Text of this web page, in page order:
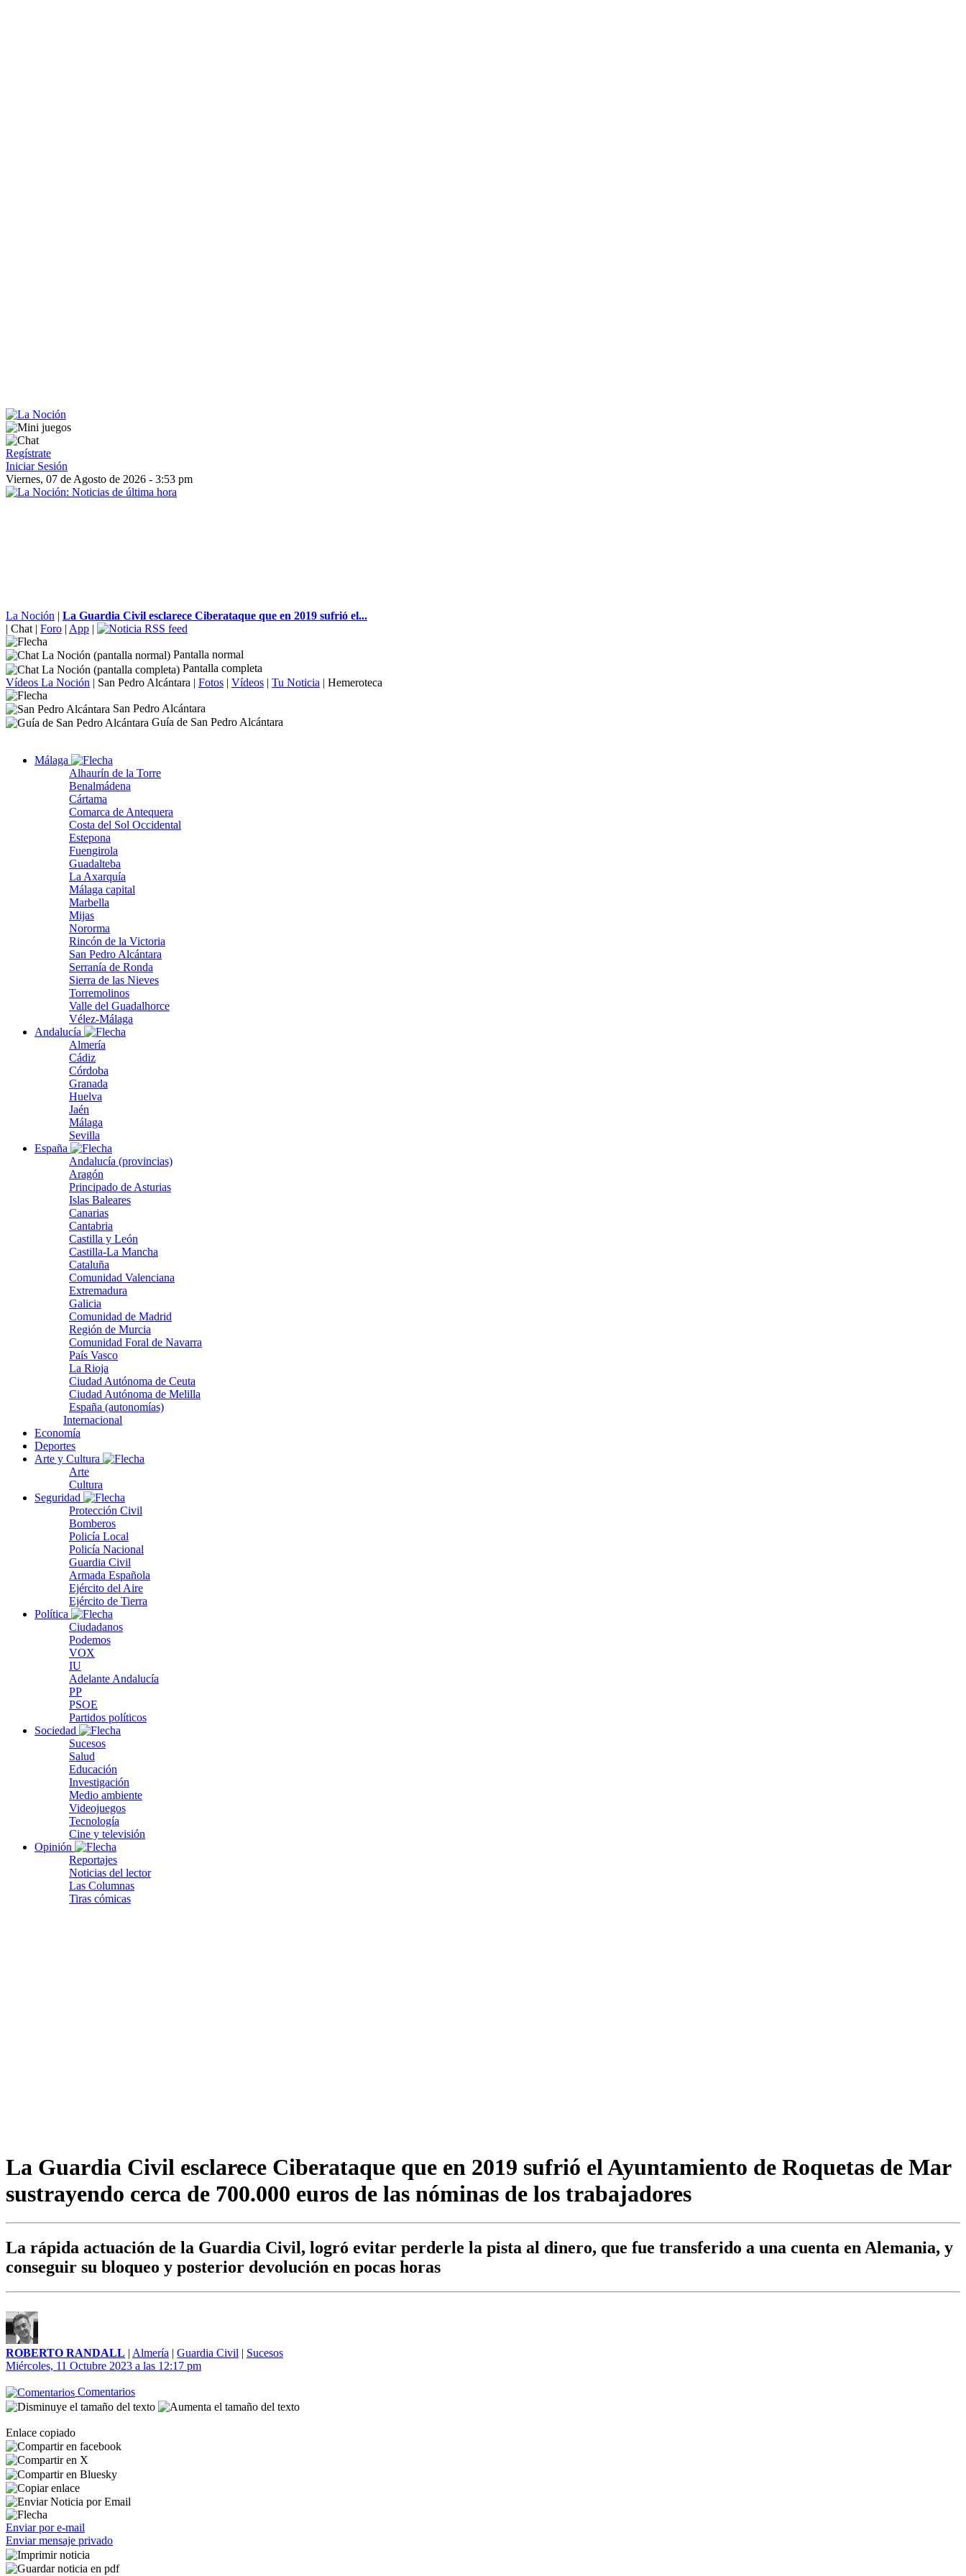
Regístrate
Iniciar Sesión
Viernes, 07 de Agosto de 2026 - 3:53 pm
La Noción | La Guardia Civil esclarece Ciberataque que en 2019 sufrió el...
| Chat | Foro | App |
Pantalla normal
Pantalla completa
Vídeos La Noción | San Pedro Alcántara | Fotos | Vídeos | Tu Noticia | Hemeroteca
San Pedro Alcántara
Guía de San Pedro Alcántara
Málaga
Alhaurín de la Torre
Benalmádena
Cártama
Comarca de Antequera
Costa del Sol Occidental
Estepona
Fuengirola
Guadalteba
La Axarquía
Málaga capital
Marbella
Mijas
Nororma
Rincón de la Victoria
San Pedro Alcántara
Serranía de Ronda
Sierra de las Nieves
Torremolinos
Valle del Guadalhorce
Vélez-Málaga
Andalucía
Almería
Cádiz
Córdoba
Granada
Huelva
Jaén
Málaga
Sevilla
España
Andalucía (provincias)
Aragón
Principado de Asturias
Islas Baleares
Canarias
Cantabria
Castilla y León
Castilla-La Mancha
Cataluña
Comunidad Valenciana
Extremadura
Galicia
Comunidad de Madrid
Región de Murcia
Comunidad Foral de Navarra
País Vasco
La Rioja
Ciudad Autónoma de Ceuta
Ciudad Autónoma de Melilla
España (autonomías)
Internacional
Economía
Deportes
Arte y Cultura
Arte
Cultura
Seguridad
Protección Civil
Bomberos
Policía Local
Policía Nacional
Guardia Civil
Armada Española
Ejército del Aire
Ejército de Tierra
Política
Ciudadanos
Podemos
VOX
IU
Adelante Andalucía
PP
PSOE
Partidos políticos
Sociedad
Sucesos
Salud
Educación
Investigación
Medio ambiente
Videojuegos
Tecnología
Cine y televisión
Opinión
Reportajes
Noticias del lector
Las Columnas
Tiras cómicas
La Guardia Civil esclarece Ciberataque que en 2019 sufrió el Ayuntamiento de Roquetas de Mar
sustrayendo cerca de 700.000 euros de las nóminas de los trabajadores
La rápida actuación de la Guardia Civil, logró evitar perderle la pista al dinero, que fue transferido a una cuenta en Alemania, y
conseguir su bloqueo y posterior devolución en pocas horas
ROBERTO RANDALL | Almería | Guardia Civil | Sucesos
Miércoles, 11 Octubre 2023 a las 12:17 pm
Comentarios
Enlace copiado
Enviar por e-mail
Enviar mensaje privado